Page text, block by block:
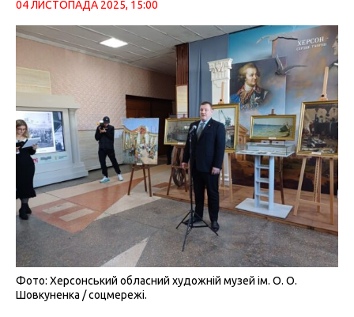
04 ЛИСТОПАДА 2025, 15:00
Фото: Херсонський обласний художній музей ім. О. О.
Шовкуненка / соцмережі.